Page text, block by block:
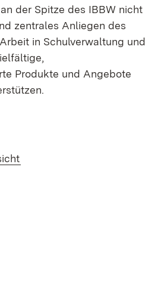
der Spitze des IBBW nicht
zentrales Anliegen des
in Schulverwaltung und
Produkte und Angebote